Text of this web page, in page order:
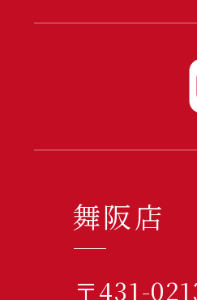
舞阪店
〒431-